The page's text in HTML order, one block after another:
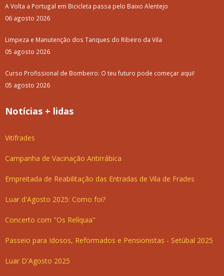
A Volta a Portugal em Bicicleta passa pelo Baixo Alentejo
06 agosto 2026
Limpeza e Manutenção dos Tanques do Ribeiro da Vila
05 agosto 2026
Curso Profissional de Bombeiro: O teu futuro pode começar aqui!
05 agosto 2026
Notícias + lidas
Vitifrades
Campanha de Vacinação Antirrábica
Empreitada de Reabilitação das Entradas de Vila de Frades
Luar d'Agosto 2025: Como foi?
Concerto com "Os Relíquia"
Passeio para Idosos, Reformados e Pensionistas - Setúbal 2025
Luar D'Agosto 2025